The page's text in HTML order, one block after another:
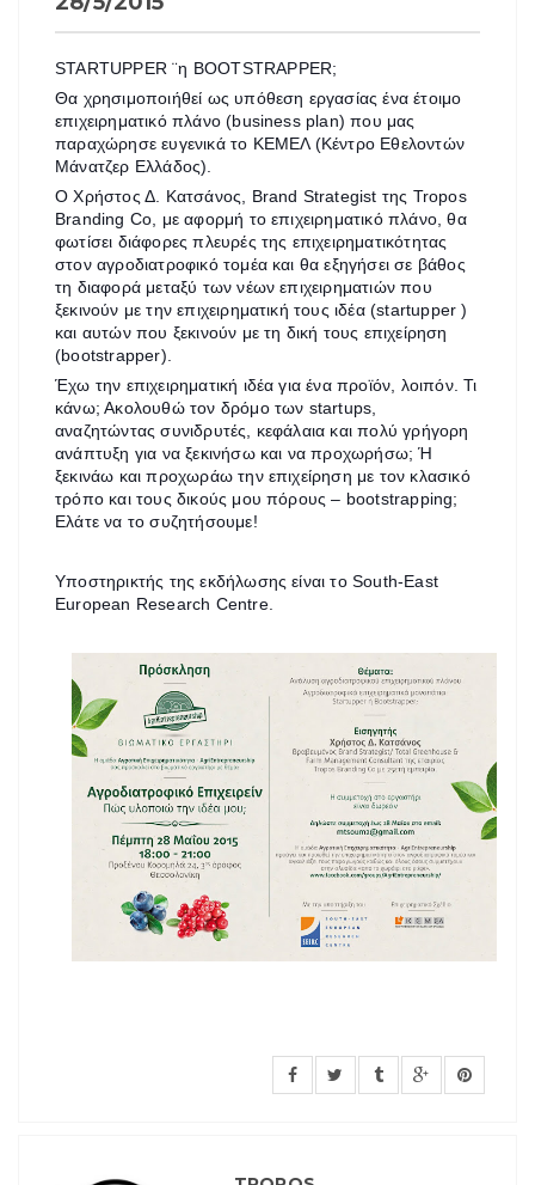
STARTUPPER ¨η BOOTSTRAPPER;
Θα χρησιμοποιήθεί ως υπόθεση εργασίας ένα έτοιμο
επιχειρηματικό πλάνο (business plan) που μας
παραχώρησε ευγενικά το ΚΕΜΕΛ (Κέντρο Εθελοντών
Mάνατζερ Ελλάδος).
Ο Χρήστος Δ. Κατσάνος, Brand Strategist της Tropos
Branding Co, με αφορμή το επιχειρηματικό πλάνο, θα
φωτίσει διάφορες πλευρές της επιχειρηματικότητας
στον αγροδιατροφικό τομέα και θα εξηγήσει σε βάθος
τη διαφορά μεταξύ των νέων επιχειρηματιών που
ξεκινούν με την επιχειρηματική τους ιδέα (startupper )
και αυτών που ξεκινούν με τη δική τους επιχείρηση
(bootstrapper).
Έχω την επιχειρηματική ιδέα για ένα προϊόν, λοιπόν. Τι
κάνω; Ακολουθώ τον δρόμο των startups,
αναζητώντας συνιδρυτές, κεφάλαια και πολύ γρήγορη
ανάπτυξη για να ξεκινήσω και να προχωρήσω; Ή
ξεκινάω και προχωράω την επιχείρηση με τον κλασικό
τρόπο και τους δικούς μου πόρους – bootstrapping;
Ελάτε να το συζητήσουμε!
Υποστηρικτής της εκδήλωσης είναι το South-East
European Research Centre.